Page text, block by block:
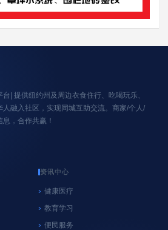
| 提供纽约州及周边衣食住行、吃喝玩乐、
融入社区，实现同城互助交流。商家/个人/
，合作共赢！
资讯中心
健康医疗
教育学习
便民服务